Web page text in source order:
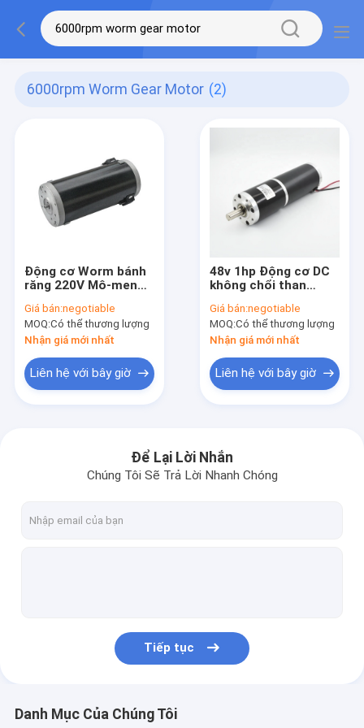
6000rpm Worm Gear Motor (2)
Động cơ Worm bánh
răng 220V Mô-men
phút Không thấm
nước
Giá bán:negotiable
MOQ:Có thể thương lượng
Nhận giá mới nhất
Liên hệ với bây giờ
48v 1hp Động cơ DC
không chổi than
Giá bán:negotiable
MOQ:Có thể thương lượng
Nhận giá mới nhất
Liên hệ với bây giờ
Để Lại Lời Nhắn
Chúng Tôi Sẽ Trả Lời Nhanh Chóng
Tiếp tục
Danh Mục Của Chúng Tôi